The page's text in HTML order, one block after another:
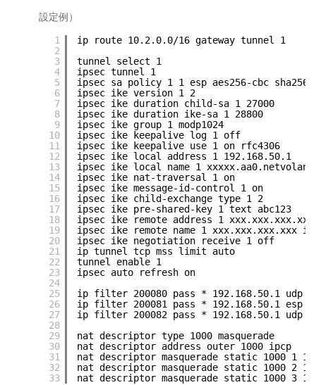
設定例）
1
2
3
4
5
6
7
8
9
10
11
12
13
14
15
16
17
18
19
20
21
22
23
24
25
26
27
28
29
30
31
32
33
ip route 10.2.0.0/16 gateway tunnel 1
tunnel select 1
ipsec tunnel 1
ipsec sa policy 1 1 esp aes256-cbc
ipsec ike version 1 2
ipsec ike duration child-sa 1 27000
ipsec ike duration ike-sa 1 28800
ipsec ike group 1 modp1024
ipsec ike keepalive log 1 off
ipsec ike keepalive use 1 on rfc4306
ipsec ike local address 1 192.168.50.1
ipsec ike local name 1
ipsec ike nat-traversal 1 on
ipsec ike message-id-control 1 on
ipsec ike child-exchange type 1 2
ipsec ike pre-shared-key 1 text abc123
ipsec ike remote address 1 xxx.xxx.xxx.xxx
ipsec ike remote name 1 xxx.xxx.xxx.xxx
ipsec ike negotiation receive 1 off
ip tunnel tcp mss limit auto
tunnel enable 1
ipsec auto refresh on
ip filter 200080 pass * 192.168.50.1 udp *
ip filter 200081 pass * 192.168.50.1 esp
ip filter 200082 pass * 192.168.50.1 udp *
nat descriptor type 1000 masquerade
nat descriptor address outer 1000 ipcp
nat descriptor masquerade static 1000 1
nat descriptor masquerade static 1000 2
nat descriptor masquerade static 1000 3